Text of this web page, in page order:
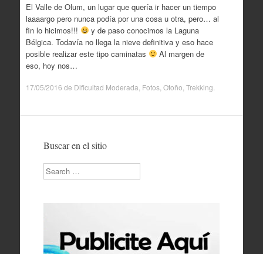
El Valle de Olum, un lugar que quería ir hacer un tiempo
laaaargo pero nunca podía por una cosa u otra, pero… al
fin lo hicimos!!!
y de paso conocimos la Laguna
Bélgica. Todavía no llega la nieve definitiva y eso hace
posible realizar este tipo caminatas
Al margen de
eso, hoy nos…
17/05/2016 de Dificultad Moderada Fotos, Otoño Trekking
Buscar en el sitio
Search